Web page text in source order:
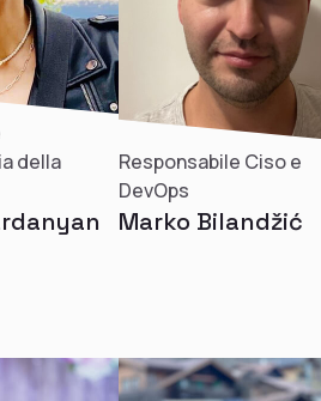
della
Responsabile Ciso e
DevOps
Marko Bilandžić